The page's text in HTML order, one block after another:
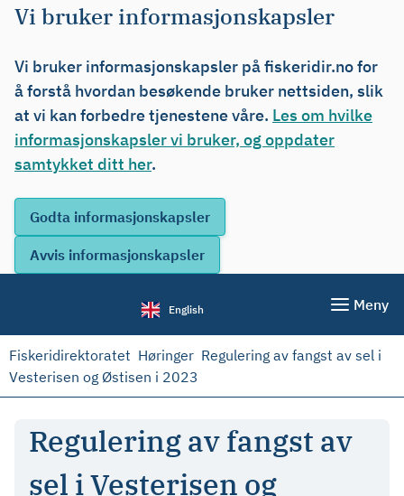
Vi bruker informasjonskapsler
Vi bruker informasjonskapsler på fiskeridir.no for
å forstå hvordan besøkende bruker nettsiden, slik
at vi kan forbedre tjenestene våre. Les om hvilke
informasjonskapsler vi bruker, og oppdater
samtykket ditt her.
English Meny
Fiskeridirektoratet Høringer Regulering av fangst av sel i
Vesterisen og Østisen i 2023
Regulering av fangst av
sel i Vesterisen og